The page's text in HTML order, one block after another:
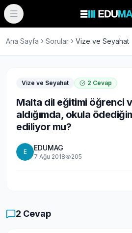
Ana Sayfa Sorular Vize ve Seyahat
Vize ve Seyahat 2 Cevap
Malta dil eğitimi öğrenci
aldığımda, okula
ediliyor mu?
E EDUMAG
7 Ağu 2018 205
2 Cevap